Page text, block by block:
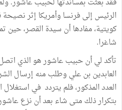
الرئيس إلى فرنسا وأمريكا إثر
كويتية، مفادها أن سيدة القصر، حين
شاغرا.
تأكد لي أن حبيب عاشور هو الذي
العابدين بن علي وطلب منه إرسال
العدد المذكور، فلم يتردد في
بتكرار ذلك متى شاء بعد أن نزع